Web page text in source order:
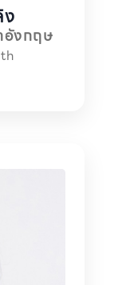
อังกฤษ